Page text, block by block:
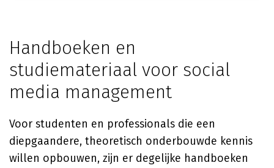
Handboeken en
studiemateriaal voor social
media management
Voor studenten en professionals die een
diepgaandere, theoretisch onderbouwde kennis
willen opbouwen, zijn er degelijke handboeken